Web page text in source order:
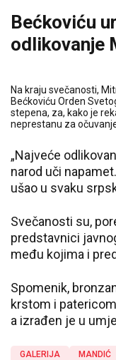
Bećkoviću
odlikovanje
Na kraju svečanosti,
Bećkoviću Orden
stepena, za, kako je
neprestanu za
„Najveće
narod uči
ušao u svaku
Svečanosti su,
predstavnici
među kojima i
Spomenik,
krstom i
a izrađen je u
GALERIJA MANDIĆ